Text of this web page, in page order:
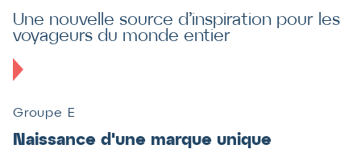
Une nouvelle source d’inspiration pour les
voyageurs du monde entier
Groupe E
Naissance d'une marque unique